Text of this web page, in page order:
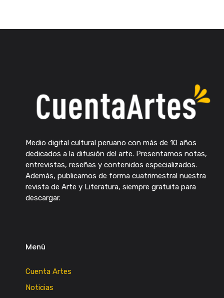
Medio digital cultural peruano con más de 10 años
dedicados a la difusión del arte. Presentamos notas,
entrevistas, reseñas y contenidos especializados.
Además, publicamos de forma cuatrimestral nuestra
revista de Arte y Literatura, siempre gratuita para
descargar.
Menú
Cuenta Artes
Noticias